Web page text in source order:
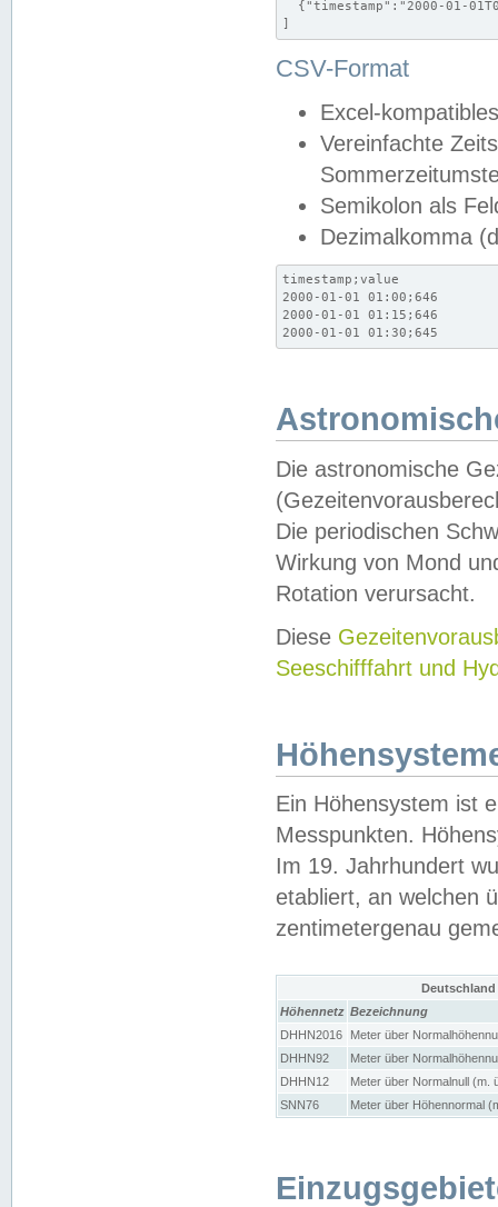
{"timestamp":"2000-01-
]
CSV-Format
Excel-
Vereinfachte
Semikolon als
Dezimalkomma
timestamp;value
2000-01-01 01:00;646
2000-01-01 01:15;646
2000-01-01 01:30;645
Die astronomische
Die periodischen
Wirkung von Mond
Rotation verursacht.
Diese
Seeschifffahrt und
Ein Höhensystem ist
Messpunkten.
Im 19. Jahrhundert
etabliert, an welchen
zentimetergenau
Höhennetz Bezeichnung
DHHN2016
Meter über
DHHN92
Meter über
DHHN12
Meter über Normalnull (m.
SNN76
Meter über Höhennormal